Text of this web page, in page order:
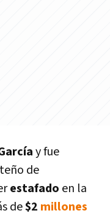
y fue
de
estafado en la
de$2 millones